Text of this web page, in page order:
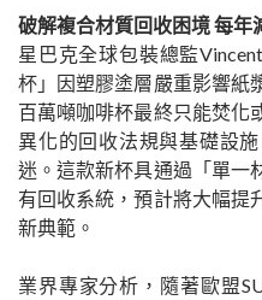
破解複合材質回收困境 每年
星巴克全球包裝總監
杯」因塑膠塗層嚴重影響紙
百萬噸咖啡杯最終只能焚化
異化的回收法規與基礎設
迷。這款新杯具通過「單一
有回收系統，預計將大幅提
新典範。
業界專家分析，隨著歐盟